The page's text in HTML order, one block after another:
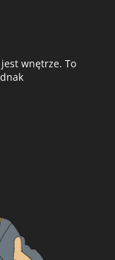
wnętrze. To